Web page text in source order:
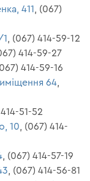
411
, (067)
, (067) 414-59-12
414-59-27
414-59-16
64
414-51-52
10 , (067) 414-
, (067) 414-57-19
, (067) 414-56-81